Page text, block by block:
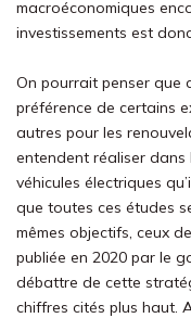
macroéconomiques
investissements est
On pourrait penser que
préférence de certains
autres pour les
entendent réaliser dans
véhicules électriques
que toutes ces études
mêmes objectifs, ceux
publiée en 2020 par le
débattre de cette
chiffres cités plus haut.